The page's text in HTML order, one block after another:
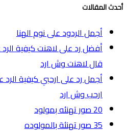
أحدث المقالات
أجمل الردود على نوم الهنا
أفضل رد على لاهنت كيفية
قال لاهنت وش ارد
أجمل رد على ارحبي كيفية
ارحب وش ارد
20 صور تهنئه بمولود
35 صور تهنئة بالمولوده